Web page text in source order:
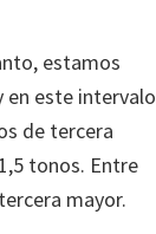
estamos
en este intervalo
de tercera
tonos. Entre
mayor.